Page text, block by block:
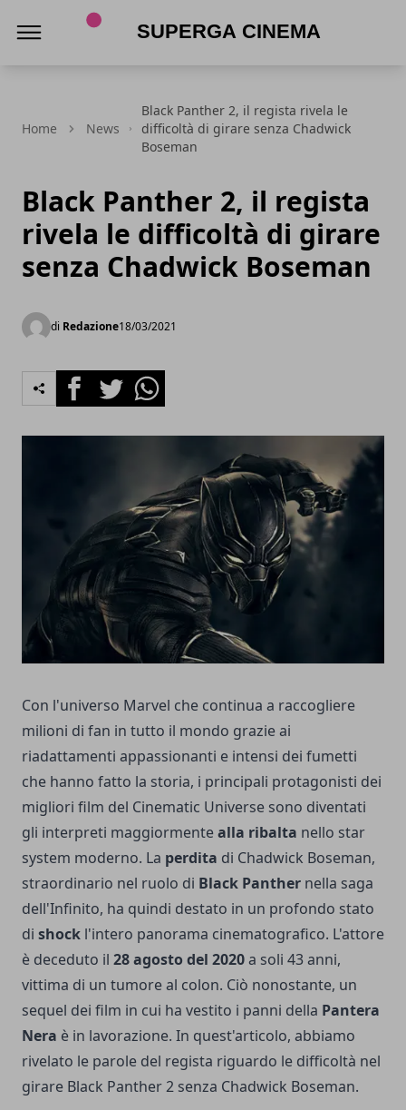
Home News
Black Panther 2, il regista rivela le
difficoltà di girare senza Chadwick
Boseman
Black Panther 2, il regista
rivela le difficoltà di girare
senza Chadwick Boseman
di Redazione18/03/2021
FacebookTwitterWhatsapp
Con l'universo Marvel che continua a raccogliere
milioni di fan in tutto il mondo grazie ai
riadattamenti appassionanti e intensi dei fumetti
che hanno fatto la storia, i principali protagonisti dei
migliori film del Cinematic Universe sono diventati
gli interpreti maggiormentealla ribalta nello star
system moderno. La perdita di Chadwick Boseman,
straordinario nel ruolo di Black Panther nella saga
dell'Infinito, ha quindi destato in un profondo stato
di shock l'intero panorama cinematografico. L'attore
è deceduto il 28 agosto del 2020a soli 43 anni,
vittima di un tumore al colon. Ciò nonostante, un
sequel dei film in cui ha vestito i panni della Pantera
Nera è in lavorazione. In quest'articolo, abbiamo
rivelato le parole del regista riguardo le difficoltà nel
girare Black Panther 2 senza Chadwick Boseman.